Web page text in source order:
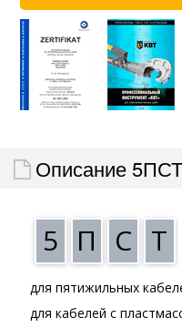
Описание
5 П С Т
для пятижильных
для кабелей с